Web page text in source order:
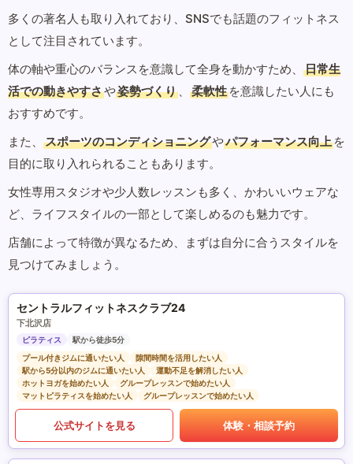
多くの著名人も取り入れており、SNSでも話題のフィットネス
として注目されています。
体の軸や重心のバランスを意識して全身を動かすため、
日常生
活での動きやすさや姿勢づくり 、 柔軟性 を意識したい人にも
おすすめです。
また、
スポーツのコンディショニングやパフォーマンス向上 を
目的に取り入れられることもあります。
女性専用スタジオや少人数レッスンも多く、かわいいウェアな
ど、ライフスタイルの一部として楽しめるのも魅力です。
店舗によって特徴が異なるため、まずは自分に合うスタイルを
見つけてみましょう。
セントラルフィットネスクラブ24
下北沢店
ピラティス
駅から徒歩5分
プール付きジムに通いたい人
隙間時間を活用したい人
駅から5分以内のジムに通いたい人
運動不足を解消したい人
ホットヨガを始めたい人
グループレッスンで始めたい人
マットピラティスを始めたい人
グループレッスンで始めたい人
公式サイトを見る 体験・相談予約